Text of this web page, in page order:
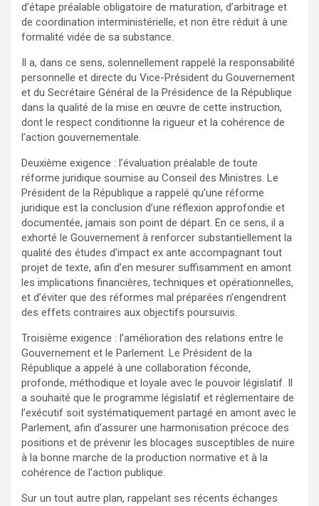
d’étape préalable obligatoire de maturation, d’arbitrage et
de coordination interministérielle, et non être réduit à une
formalité vidée de sa substance.
Il a, dans ce sens, solennellement rappelé la responsabilité
personnelle et directe du Vice-Président du Gouvernement
et du Secrétaire Général de la Présidence de la République
dans la qualité de la mise en œuvre de cette instruction,
dont le respect conditionne la rigueur et la cohérence de
l’action gouvernementale.
Deuxième exigence : l’évaluation préalable de toute
réforme juridique soumise au Conseil des Ministres. Le
Président de la République a rappelé qu’une réforme
juridique est la conclusion d’une réflexion approfondie et
documentée, jamais son point de départ. En ce sens, il a
exhorté le Gouvernement à renforcer substantiellement la
qualité des études d’impact ex ante accompagnant tout
projet de texte, afin d’en mesurer suffisamment en amont
les implications financières, techniques et opérationnelles,
et d’éviter que des réformes mal préparées n’engendrent
des effets contraires aux objectifs poursuivis.
Troisième exigence : l’amélioration des relations entre le
Gouvernement et le Parlement. Le Président de la
République a appelé à une collaboration féconde,
profonde, méthodique et loyale avec le pouvoir législatif. Il
a souhaité que le programme législatif et réglementaire de
l’exécutif soit systématiquement partagé en amont avec le
Parlement, afin d’assurer une harmonisation précoce des
positions et de prévenir les blocages susceptibles de nuire
à la bonne marche de la production normative et à la
cohérence de l’action publique.
Sur un tout autre plan, rappelant ses récents échanges